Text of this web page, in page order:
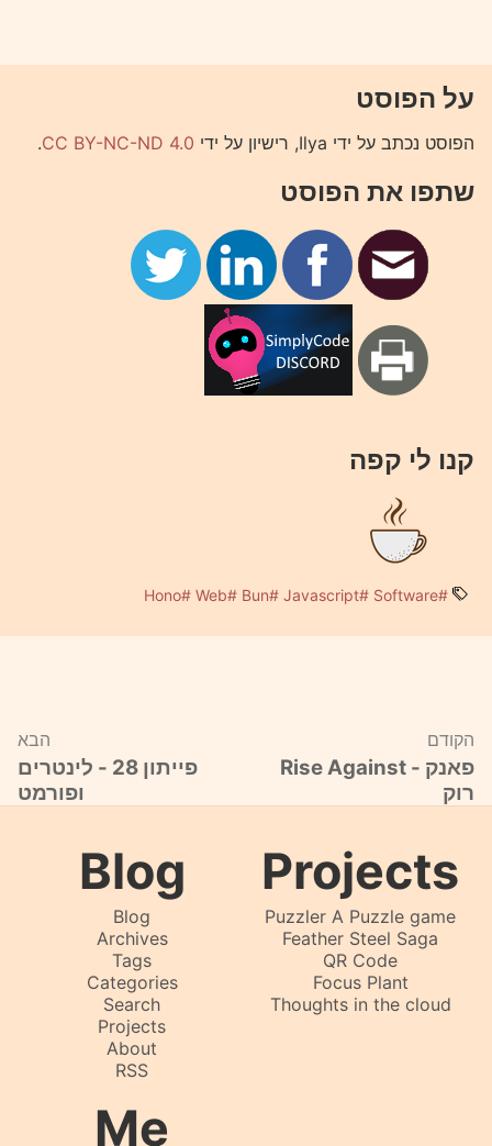
על הפוסט
הפוסט נכתב על ידי Ilya, רישיון על ידי CC BY-NC-ND 4.0
.
שתפו את הפוסט
קנו לי קפה
#Software
#Javascript
#Bun
#Web
#Hono
הבא
פייתון 28 - לינטרים
ופורמט
הקודם
Rise Against - פאנק
רוק
Blog
Blog
Archives
Tags
Categories
Search
Projects
About
RSS
Projects
Puzzler A Puzzle game
Feather Steel Saga
QR Code
Focus Plant
Thoughts in the cloud
Me